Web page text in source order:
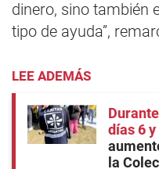
dinero, sino también
tipo de ayuda”,
LEE ADEMÁS
días 6
la